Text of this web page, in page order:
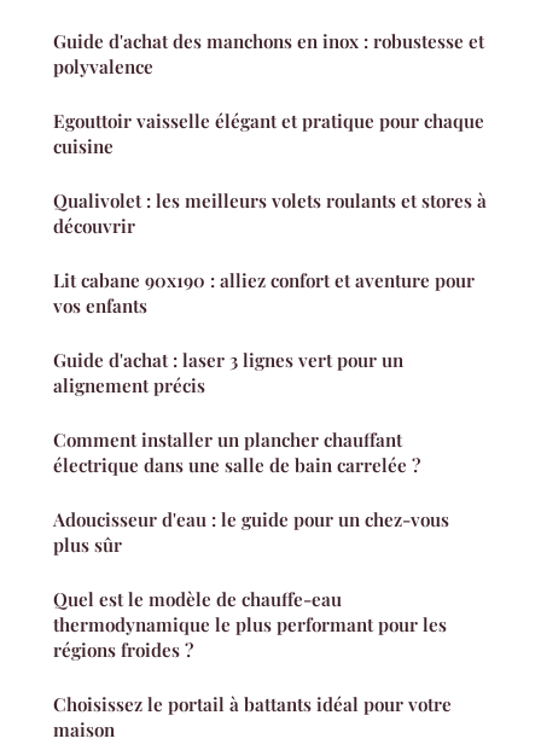
Guide d'achat des manchons en inox : robustesse et
polyvalence
Egouttoir vaisselle élégant et pratique pour chaque
cuisine
Qualivolet : les meilleurs volets roulants et stores à
découvrir
Lit cabane 90x190 : alliez confort et aventure pour
vos enfants
Guide d'achat : laser 3 lignes vert pour un
alignement précis
Comment installer un plancher chauffant
électrique dans une salle de bain carrelée ?
Adoucisseur d'eau : le guide pour un chez-vous
plus sûr
Quel est le modèle de chauffe-eau
thermodynamique le plus performant pour les
régions froides ?
Choisissez le portail à battants idéal pour votre
maison